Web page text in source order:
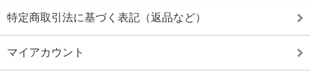
特定商取引法に基づく表記（返品など）
マイアカウント